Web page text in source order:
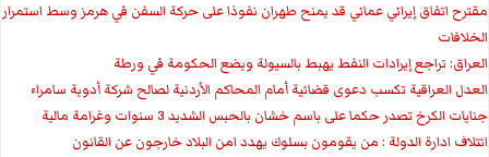
مقترح اتفاق إيراني عماني قد يمنح طهران نفوذا على حركة السفن في هرمز وسط استمرار
الخلافات
العراق: تراجع إيرادات النفط يهبط بالسيولة ويضع الحكومة في ورطة
العدل العراقية تكسب دعوى قضائية أمام المحاكم الأردنية لصالح شركة أدوية سامراء
جنايات الكرخ تصدر حكما على باسم خشان بالحبس الشديد 3 سنوات وغرامة مالية
ائتلاف ادارة الدولة : من يقومون بسلوك يهدد امن البلاد خارجون عن القانون